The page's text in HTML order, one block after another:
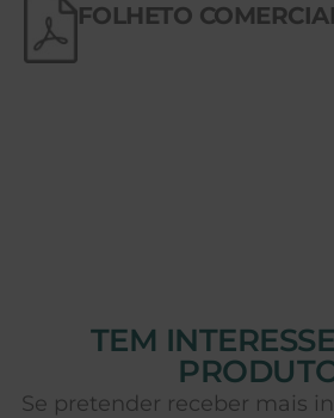
FOLHETO
TEM
Se pretender receber mais